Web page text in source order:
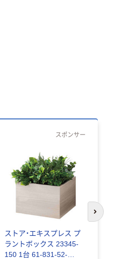
スポンサー
ストア・エキスプレス プ
ラントボックス 23345-
150 1台 61-831-52-
次のスライド